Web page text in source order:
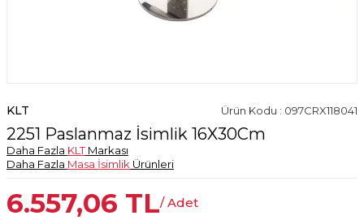
KLT Ürün Kodu : 097CRX118041
2251 Paslanmaz İsimlik 16X30Cm
Daha Fazla KLTMarkası
Daha Fazla Masa İsimlik Ürünleri
6.557,06 TL/ Adet